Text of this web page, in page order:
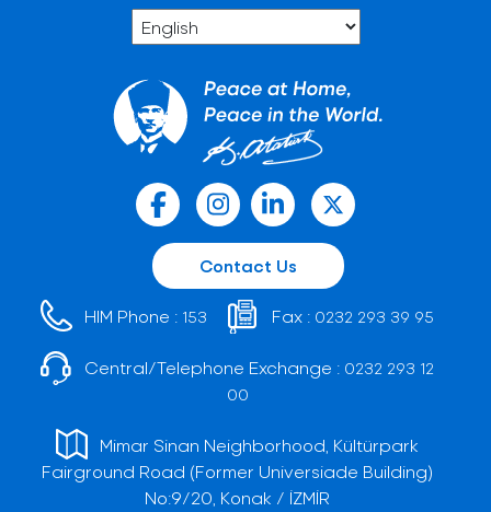
Contact Us
HIM Phone : 153 Fax : 0232 293 39 95
Central/Telephone Exchange : 0232 293 12
00
Mimar Sinan Neighborhood, Kültürpark
Fairground Road (Former Universiade Building)
No:9/20, Konak / İZMİR